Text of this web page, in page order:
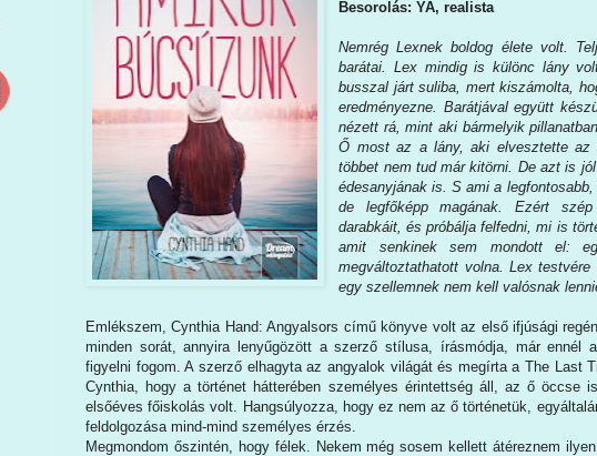
Besorolás: YA, realista
Nemrég Lexnek boldog élete volt.
barátai. Lex mindig is különc lány
busszal járt suliba, mert kiszámolta,
eredményezne. Barátjával együtt
nézett rá, mint aki bármelyik
Ő most az a lány, aki elvesztette
többet nem tud már kitörni. De azt is
édesanyjának is. S ami a
de legfőképp magának. Ezért
darabkáit, és próbálja felfedni, mi is
amit senkinek sem mondott el:
megváltoztathatott volna. Lex
egy szellemnek nem kell valósnak
Emlékszem, Cynthia Hand: Angyalsors című könyve volt az első ifjúsági
minden sorát, annyira lenyűgözött a szerző stílusa, írásmódja, már ennél
figyelni fogom. A szerző elhagyta az angyalok világát és megírta a The Last
Cynthia, hogy a történet hátterében személyes érintettség áll, az ő öccse
elsőéves főiskolás volt. Hangsúlyozza, hogy ez nem az ő történetük,
feldolgozása mind-mind személyes érzés.
Megmondom őszintén, hogy félek. Nekem még sosem kellett átéreznem